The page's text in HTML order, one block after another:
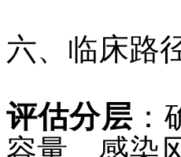
六、临床路
评估分层
容量、感染